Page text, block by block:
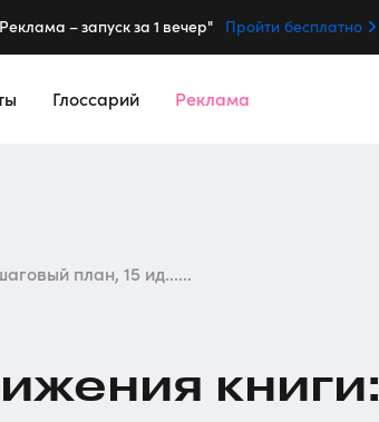
– запуск за 1 вечер" Пройти бесплатно
Глоссарий Реклама
план, 15 ид......
книги: